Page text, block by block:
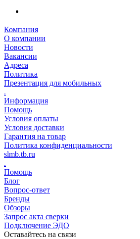
Компания
О компании
Новости
Вакансии
Адреса
Политика
Презентация для мобильных
.
Информация
Помощь
Условия оплаты
Условия доставки
Гарантия на товар
Политика конфиденциальности
slmb.tb.ru
.
Помощь
Блог
Вопрос-ответ
Бренды
Обзоры
Запрос акта сверки
Подключение ЭДО
Оставайтесь на связи